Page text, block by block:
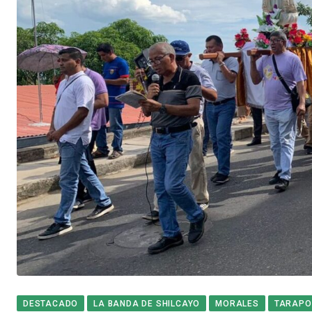
DESTACADO LA BANDA DE SHILCAYO MORALES